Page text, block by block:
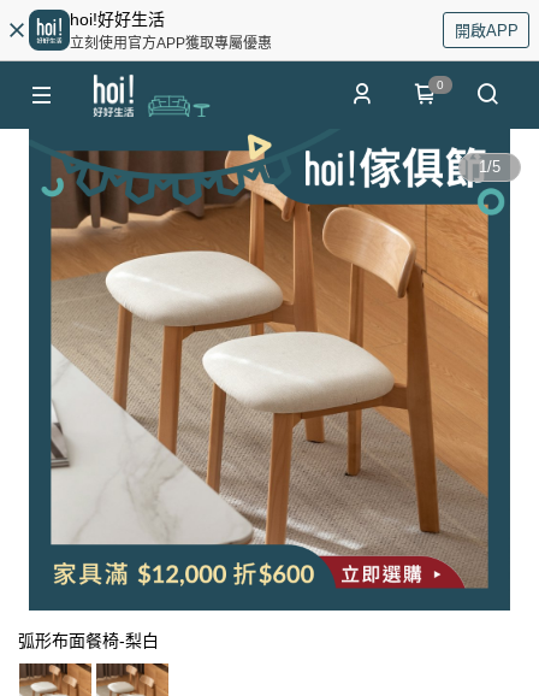
hoi!好好生活
立刻使用官方APP獲取專屬優惠
開啟APP
0
1/5
弧形布面餐椅-梨白